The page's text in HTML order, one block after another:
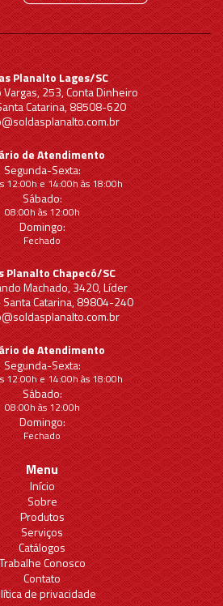
Planalto Lages/SC
Vargas, 253, Conta Dinheiro
Catarina, 88508-620
de Atendimento
Segunda-Sexta:
12:00h e 14:00h às 18:00h
Sábado:
08:00h às 12:00h
Domingo:
Fechado
Planalto Chapecó/SC
Machado, 3420, Líder
Catarina, 89804-240
de Atendimento
Segunda-Sexta:
12:00h e 14:00h às 18:00h
Sábado:
08:00h às 12:00h
Domingo:
Fechado
Menu
Início
Sobre
Produtos
Serviços
Catálogos
Trabalhe Conosco
Contato
de privacidade